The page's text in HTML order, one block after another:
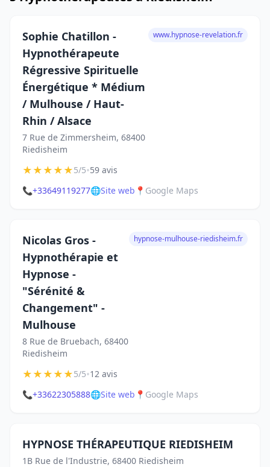
Sophie Chatillon -
Hypnothérapeute
Régressive Spirituelle
Énergétique * Médium
/ Mulhouse / Haut-
Rhin / Alsace
7 Rue de Zimmersheim, 68400
Riedisheim
www.hypnose-revelation.fr
★★★★★5/5•59 avis
📞+33649119277🌐Site web 📍 Google Maps
Nicolas Gros -
Hypnothérapie et
Hypnose -
"Sérénité &
Changement" -
Mulhouse
8 Rue de Bruebach, 68400
Riedisheim
hypnose-mulhouse-riedisheim.fr
★★★★★5/5•12 avis
📞+33622305888🌐Site web 📍 Google Maps
HYPNOSE THÉRAPEUTIQUE RIEDISHEIM
1B Rue de l'Industrie, 68400 Riedisheim